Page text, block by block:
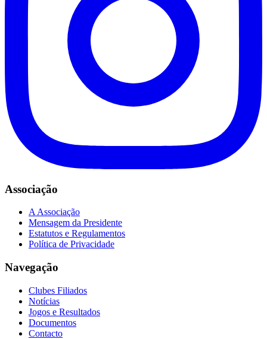
Associação
A Associação
Mensagem da Presidente
Estatutos e Regulamentos
Política de Privacidade
Navegação
Clubes Filiados
Notícias
Jogos e Resultados
Documentos
Contacto